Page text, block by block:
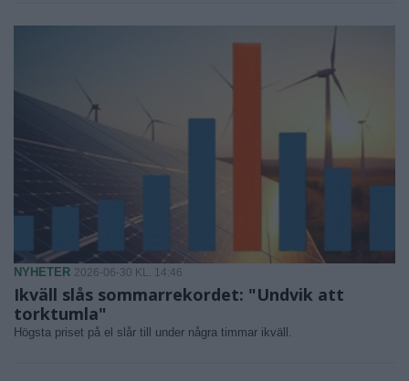
NYHETER 2026-06-30 KL. 14:46
Ikväll slås sommarrekordet: "Undvik att
torktumla"
Högsta priset på el slår till under några timmar ikväll.